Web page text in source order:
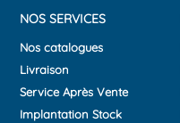
NOS SERVICES
Nos catalogues
Livraison
Service Après Vente
Implantation Stock